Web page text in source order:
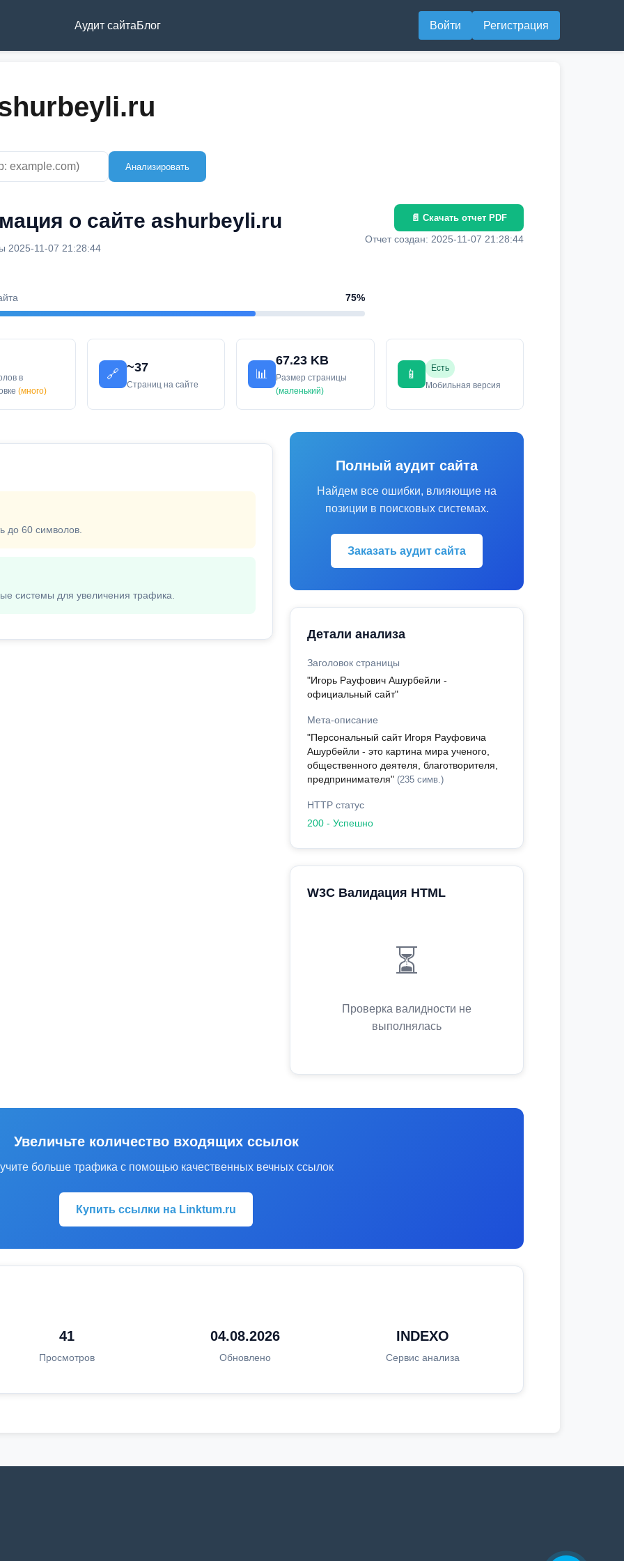
Аудит сайтаБлог Войти Регистрация
Анализировать
о сайте ashurbeyli.ru
2025-11-07 21:28:44
75%
📄 Скачать отчет PDF
Отчет создан: 2025-11-07 21:28:44
в
(много)
🔗
~37
Страниц на сайте
📊
67.23 KB
Размер страницы
(маленький)
📱
Есть
Мобильная версия
до 60 символов.
системы для увеличения трафика.
Полный аудит сайта
Найдем все ошибки, влияющие на
позиции в поисковых системах.
Заказать аудит сайта
Детали анализа
Заголовок страницы
"Игорь Рауфович Ашурбейли -
официальный сайт"
Мета-описание
"Персональный сайт Игоря Рауфовича
Ашурбейли - это картина мира ученого,
общественного деятеля, благотворителя,
предпринимателя" (235 симв.)
HTTP статус
200 - Успешно
W3C Валидация HTML
⏳
Проверка валидности не
выполнялась
Увеличьте количество входящих ссылок
больше трафика с помощью качественных вечных ссылок
Купить ссылки на Linktum.ru
41
Просмотров
04.08.2026
Обновлено
INDEXO
Сервис анализа